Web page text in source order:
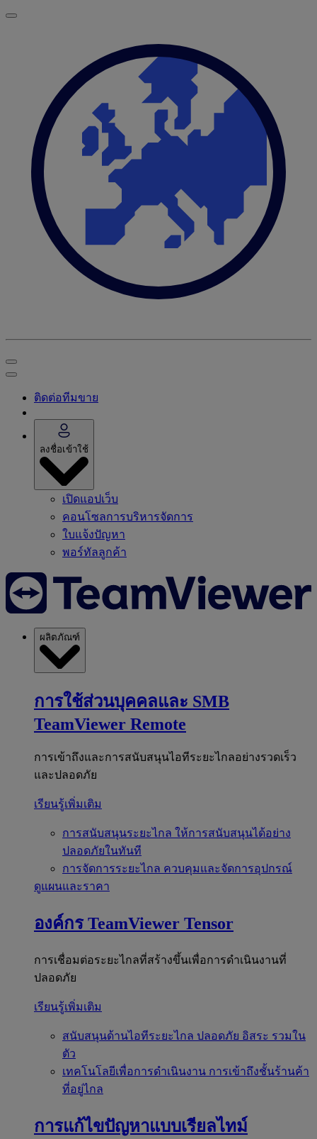
ติดต่อทีมขาย
ลงชื่อเข้าใช้
เปิดแอปเว็บ
คอนโซลการบริหารจัดการ
ใบแจ้งปัญหา
พอร์ทัลลูกค้า
ผลิตภัณฑ์
การใช้ส่วนบุคคลและ SMB
TeamViewer Remote
การเข้าถึงและการสนับสนุนไอทีระยะไกลอย่างรวดเร็ว
และปลอดภัย
เรียนรู้เพิ่มเติม
การสนับสนุนระยะไกล ให้การสนับสนุนได้อย่าง
ปลอดภัยในทันที
การจัดการระยะไกล ควบคุมและจัดการอุปกรณ์
ดูแผนและราคา
องค์กร TeamViewer Tensor
การเชื่อมต่อระยะไกลที่สร้างขึ้นเพื่อการดำเนินงานที่
ปลอดภัย
เรียนรู้เพิ่มเติม
สนับสนุนด้านไอทีระยะไกล ปลอดภัย อิสระ รวมใน
ตัว
เทคโนโลยีเพื่อการดำเนินงาน การเข้าถึงชั้นร้านค้า
ที่อยู่ไกล
การแก้ไขปัญหาแบบเรียลไทม์